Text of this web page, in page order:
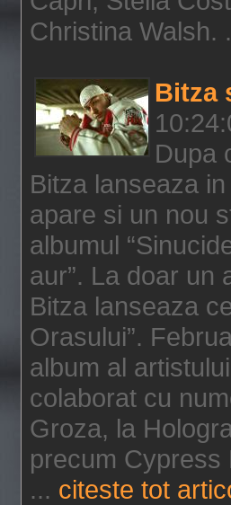
Christina Walsh.
Bitza
Dupa
Bitza lanseaza
apare si un nou
albumul
aur”. La doar un
Bitza lanseaza
Orasului”.
album al
colaborat cu
Groza, la
precum Cypress
... citeste tot